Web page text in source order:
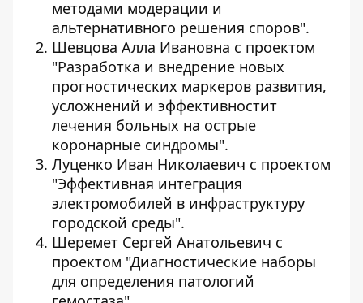
методами модерации и
альтернативного решения споров".
Шевцова Алла Ивановна с проектом
"Разработка и внедрение новых
прогностических маркеров развития,
усложнений и эффективностит
лечения больных на острые
коронарные синдромы".
Луценко Иван Николаевич с проектом
"Эффективная интеграция
электромобилей в инфраструктуру
городской среды".
Шеремет Сергей Анатольевич с
проектом "Диагностические наборы
для определения патологий